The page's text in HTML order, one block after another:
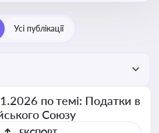
Усі публікації
по темі: Податки в
Союзу